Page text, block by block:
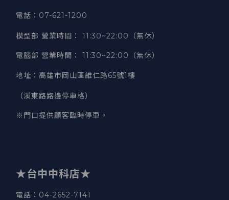
電話：07-621-1200
模型部 營業時間 ： 11:30~22:00（無休）
電腦部 營業時間 ： 11:30~22:00（無休）
地址 ： 高雄市岡山區維仁路65號1樓
（溪東路路邊停車格）
※門口提供顧客臨時停車。
★台中中科店★
電話 ：04-2652-7141